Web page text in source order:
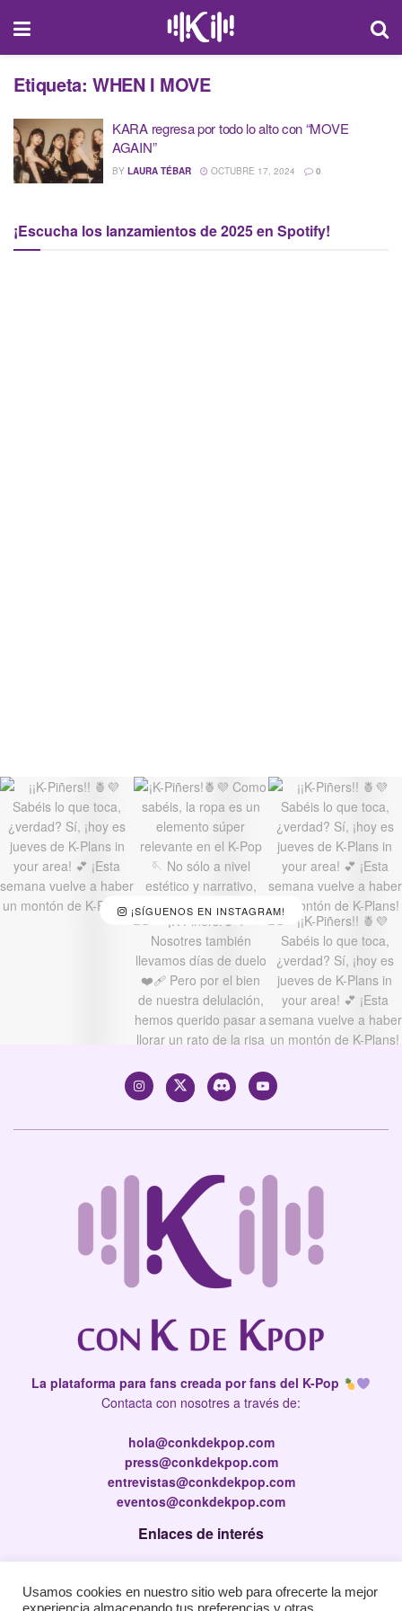
Etiqueta: WHEN I MOVE
KARA regresa por todo lo alto con “MOVE
AGAIN”
BY LAURA TÉBAR OCTUBRE 17, 2024 0
¡Escucha los lanzamientos de 2025 en Spotify!
¡SÍGUENOS EN INSTAGRAM!
La plataforma para fans creada por fans del K-Pop
Contacta con nosotres a través de:
hola@conkdekpop.com
press@conkdekpop.com
entrevistas@conkdekpop.com
eventos@conkdekpop.com
Enlaces de interés
Política de privacidad
Usamos cookies en nuestro sitio web para ofrecerte la mejor